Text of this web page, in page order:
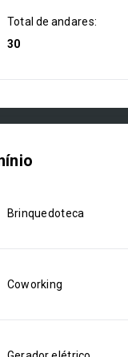
Total de andares:
30
Brinquedoteca
Coworking